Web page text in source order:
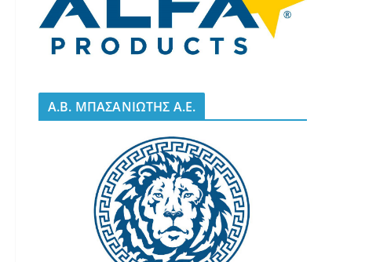
A.B. ΜΠΑΣΑΝΙΩΤΗΣ Α.Ε.